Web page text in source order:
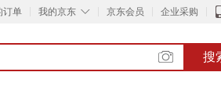
订单 ◇
我的京东 京东会员 企业采购
搜